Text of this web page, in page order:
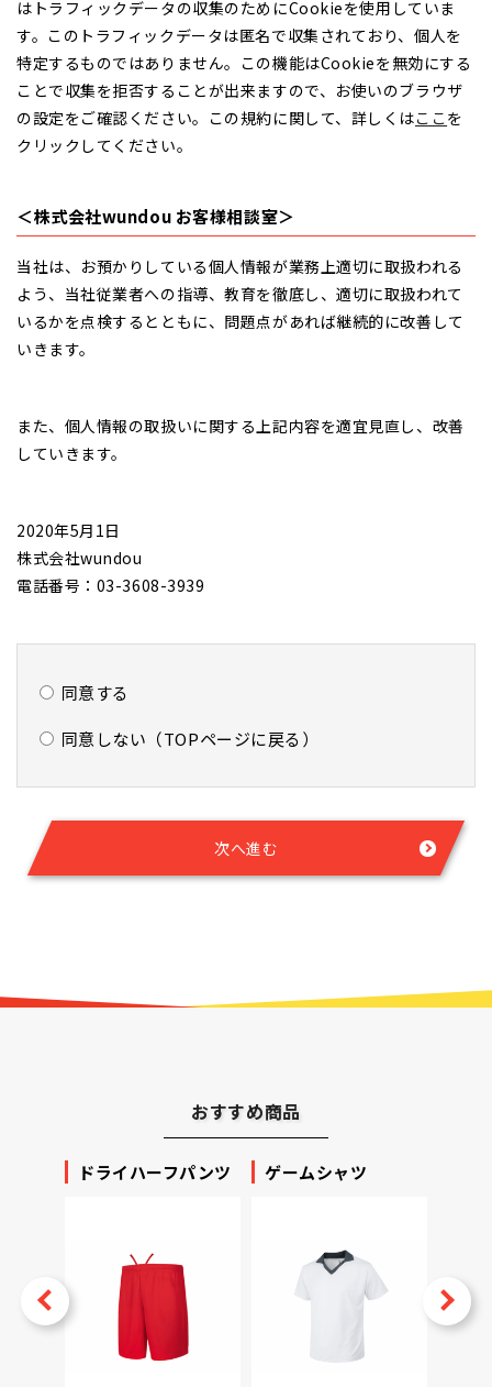
はトラフィックデータの収集のためにCookieを使用していま
す。このトラフィックデータは匿名で収集されており、個人を
特定するものではありません。この機能はCookieを無効にする
ことで収集を拒否することが出来ますので、お使いのブラウザ
の設定をご確認ください。この規約に関して、詳しくはここを
クリックしてください。
＜株式会社wundou お客様相談室＞
当社は、お預かりしている個人情報が業務上適切に取扱われる
よう、当社従業者への指導、教育を徹底し、適切に取扱われて
いるかを点検するとともに、問題点があれば継続的に改善して
いきます。
また、個人情報の取扱いに関する上記内容を適宜見直し、改善
していきます。
2020年5月1日
株式会社wundou
電話番号：03-3608-3939
同意する
同意しない（TOPページに戻る）
次へ進む
おすすめ商品
ドライハーフパンツ ゲームシャツ
Next